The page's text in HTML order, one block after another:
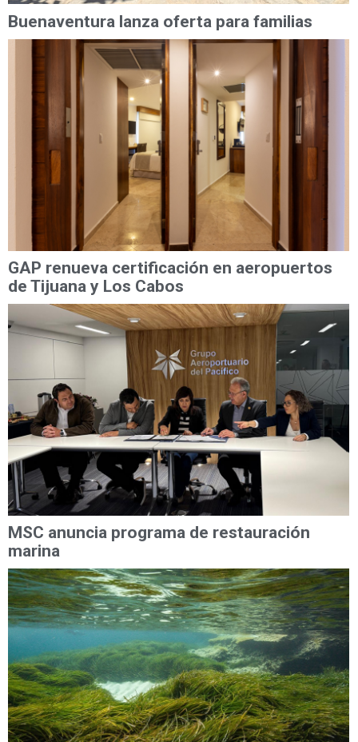
Buenaventura lanza oferta para familias
GAP renueva certificación en aeropuertos
de Tijuana y Los Cabos
MSC anuncia programa de restauración
marina